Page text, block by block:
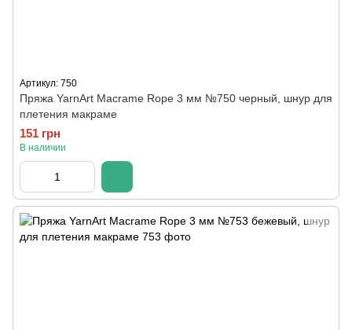
Артикул: 750
Пряжа YarnArt Macrame Rope 3 мм №750 черный, шнур для
плетения макраме
151 грн
В наличии